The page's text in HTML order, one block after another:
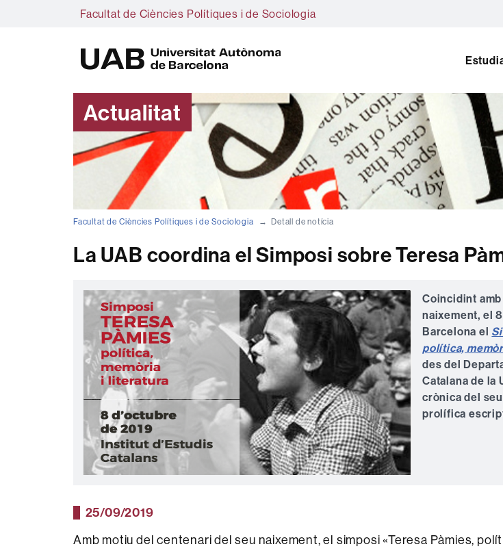
Facultat de Ciències Polítiques i de Sociologia
A
Actualitat
Facultat de Ciències Polítiques i de Sociologia Detall de notícia
La UAB coordina el Simposi sobre Teresa
Coincidint
naixement, el
Barcelona el
política,
des del
Catalana de la
crònica del
prolífica
25/09/2019
Amb motiu del centenari del seu naixement, el simposi «Teresa Pàmies,